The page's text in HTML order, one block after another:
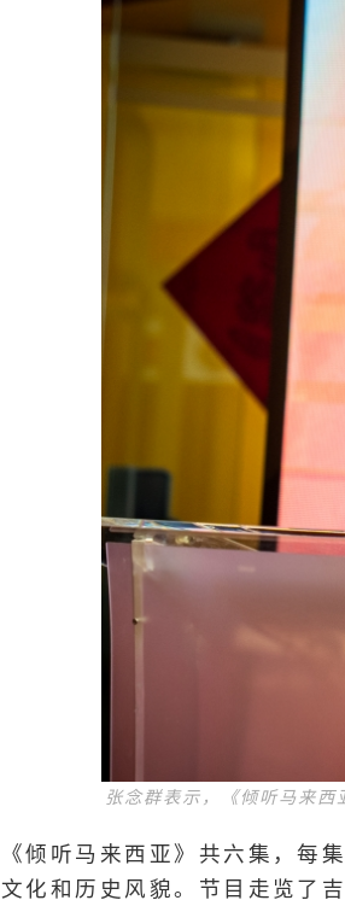
张念群表示，《倾听马来西
《倾听马来西亚》共六集，每
文化和历史风貌。节目走览了